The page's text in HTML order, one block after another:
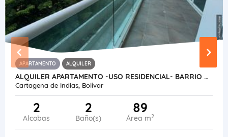
APARTAMENTO ALQUILER
ALQUILER APARTAMENTO -USO RESIDENCIAL- BARRIO CIELO MAR -CARTAGENA-COL
Cartagena de Indias, Bolívar
2
Alcobas
2
Baño(s)
89
Área m2